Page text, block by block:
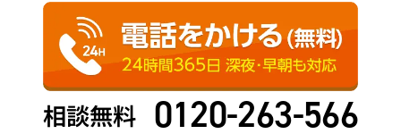
相談無料 0120-263-566